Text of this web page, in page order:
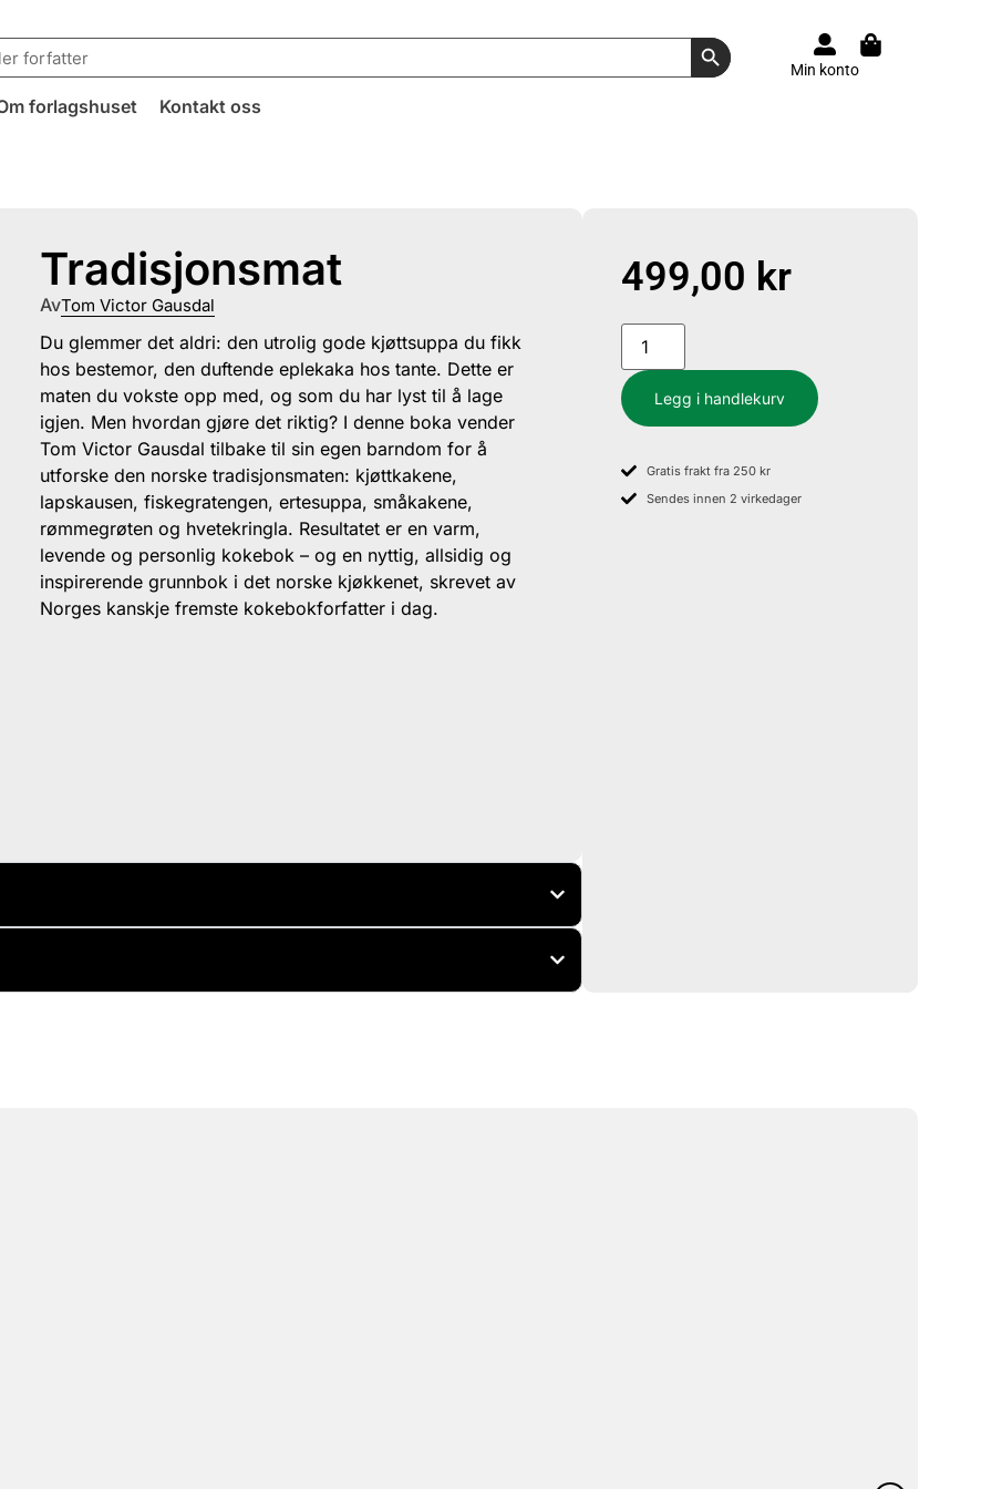
Search Button
Min konto
forlagshuset Kontakt oss
Tradisjonsmat
AvTom Victor Gausdal
Du glemmer det aldri: den utrolig gode kjøttsuppa du fikk
hos bestemor, den duftende eplekaka hos tante. Dette er
maten du vokste opp med, og som du har lyst til å lage
igjen. Men hvordan gjøre det riktig? I denne boka vender
Tom Victor Gausdal tilbake til sin egen barndom for å
utforske den norske tradisjonsmaten: kjøttkakene,
lapskausen, fiskegratengen, ertesuppa, småkakene,
rømmegrøten og hvetekringla. Resultatet er en varm,
levende og personlig kokebok – og en nyttig, allsidig og
inspirerende grunnbok i det norske kjøkkenet, skrevet av
Norges kanskje fremste kokebokforfatter i dag.
499,00 kr
Legg i handlekurv
Gratis frakt fra 250 kr
Sendes innen 2 virkedager